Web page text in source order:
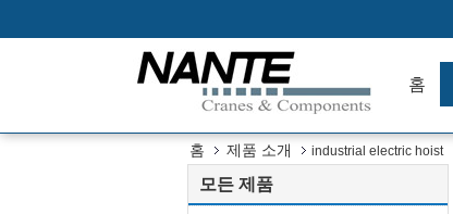
홈
홈 제품 소개 industrial electric hoist
모든 제품